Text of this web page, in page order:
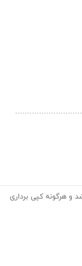
و هرگونه کپی برداری